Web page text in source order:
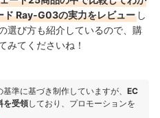
Ray-G03の実力をレビュー し
選び方も紹介しているので、購
みてくださいね！
準に基づき制作していますが、 EC
を受領しており、プロモーションを